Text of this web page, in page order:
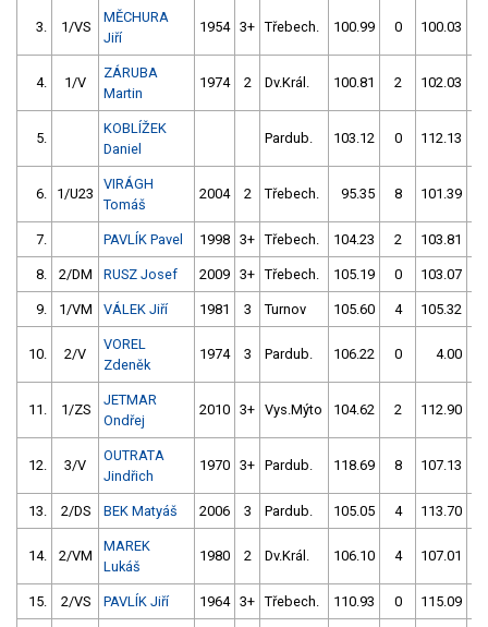
3. 1/VS
MĚCHURA
Jiří
1954 3+ Třebech. 100.99 0 100.03
4. 1/V
ZÁRUBA
Martin
1974 2 Dv.Král. 100.81 2 102.03
5.
KOBLÍŽEK
Daniel
Pardub. 103.12 0 112.13
6. 1/U23
VIRÁGH
Tomáš
2004 2 Třebech. 95.35 8 101.39
7. PAVLÍK Pavel 1998 3+ Třebech. 104.23 2 103.81
8. 2/DM RUSZ Josef 2009 3+ Třebech. 105.19 0 103.07
9. 1/VM VÁLEK Jiří 1981 3 Turnov 105.60 4 105.32
10. 2/V
VOREL
Zdeněk
1974 3 Pardub. 106.22 0 4.00
11. 1/ZS
JETMAR
Ondřej
2010 3+ Vys.Mýto 104.62 2 112.90
12. 3/V
OUTRATA
Jindřich
1970 3+ Pardub. 118.69 8 107.13
13. 2/DS BEK Matyáš 2006 3 Pardub. 105.05 4 113.70
14. 2/VM
MAREK
Lukáš
1980 2 Dv.Král. 106.10 4 107.01
15. 2/VS PAVLÍK Jiří 1964 3+ Třebech. 110.93 0 115.09